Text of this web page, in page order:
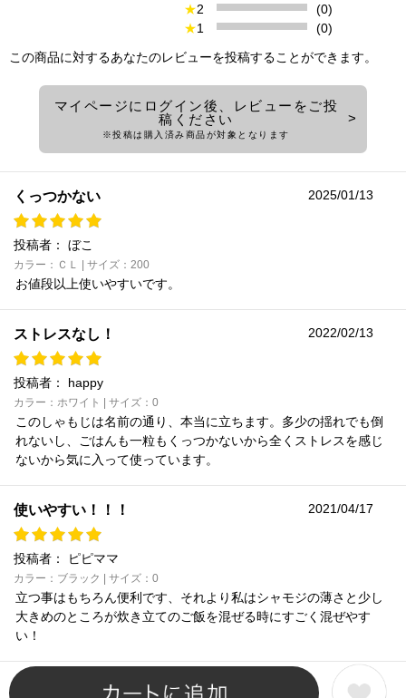
★2
(0)
★1
(0)
この商品に対するあなたのレビューを投稿することができます。
マイページにログイン後、レビューをご投
稿ください
※投稿は購入済み商品が対象となります
くっつかない 2025/01/13
投稿者： ぼこ
カラー：ＣＬ | サイズ：200
お値段以上使いやすいです。
ストレスなし！ 2022/02/13
投稿者： happy
カラー：ホワイト | サイズ：0
このしゃもじは名前の通り、本当に立ちます。多少の揺れでも倒
れないし、ごはんも一粒もくっつかないから全くストレスを感じ
ないから気に入って使っています。
使いやすい！！！ 2021/04/17
投稿者： ピピママ
カラー：ブラック | サイズ：0
立つ事はもちろん便利です、それより私はシャモジの薄さと少し
大きめのところが炊き立てのご飯を混ぜる時にすごく混ぜやす
い！